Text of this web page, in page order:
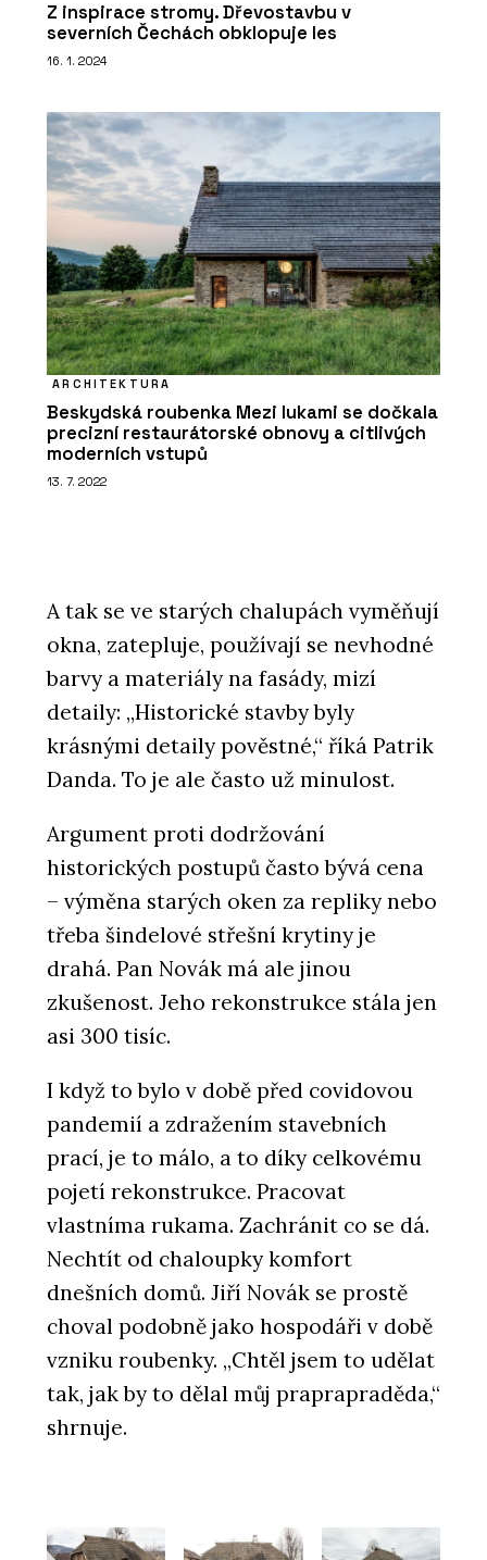
Z inspirace stromy. Dřevostavbu v
severních Čechách obklopuje les
16. 1. 2024
ARCHITEKTURA
Beskydská roubenka Mezi lukami se dočkala
precizní restaurátorské obnovy a citlivých
moderních vstupů
13. 7. 2022
A tak se ve starých chalupách vyměňují
okna, zatepluje, používají se nevhodné
barvy a materiály na fasády, mizí
detaily: „Historické stavby byly
krásnými detaily pověstné,“ říká Patrik
Danda. To je ale často už minulost.
Argument proti dodržování
historických postupů často bývá cena
– výměna starých oken za repliky nebo
třeba šindelové střešní krytiny je
drahá. Pan Novák má ale jinou
zkušenost. Jeho rekonstrukce stála jen
asi 300 tisíc.
I když to bylo v době před covidovou
pandemií a zdražením stavebních
prací, je to málo, a to díky celkovému
pojetí rekonstrukce. Pracovat
vlastníma rukama. Zachránit co se dá.
Nechtít od chaloupky komfort
dnešních domů. Jiří Novák se prostě
choval podobně jako hospodáři v době
vzniku roubenky. „Chtěl jsem to udělat
tak, jak by to dělal můj praprapraděda,“
shrnuje.